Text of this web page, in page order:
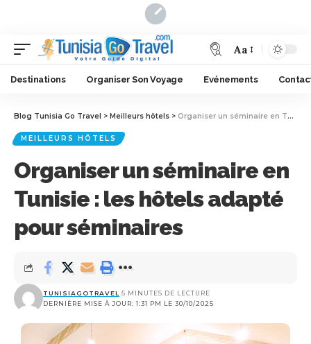
Aa
Destinations Organiser Son Voyage Evénements
Blog Tunisia Go Travel > Meilleurs hôtels > Organiser un séminaire en Tunisie : les hôtels adapté pour séminaires
MEILLEURS HÔTELS
Organiser un séminaire en
Tunisie : les hôtels adapté
pour séminaires
DERNIÈRE MISE À JOUR: 1:31 PM LE 30/10/2025
TUNISIAGOTRAVEL 5 MINUTES DE LECTURE